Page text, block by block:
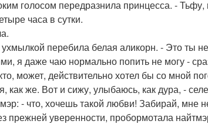
голосом передразнила принцесса. -
часа в сутки.
перебила белая аликорн. - Это ты
я даже чаю нормально попить не могу -
может, действительно хотел бы со мной
как же. Вот и сижу, улыбаюсь, как дура, -
- что, хочешь такой любви! Забирай, мне
прежней уверенности, пробормотала